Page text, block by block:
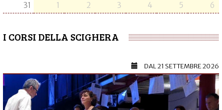
31
1 2 3 4 5 6
I CORSI DELLA SCIGHERA
DAL21 SETTEMBRE 2026